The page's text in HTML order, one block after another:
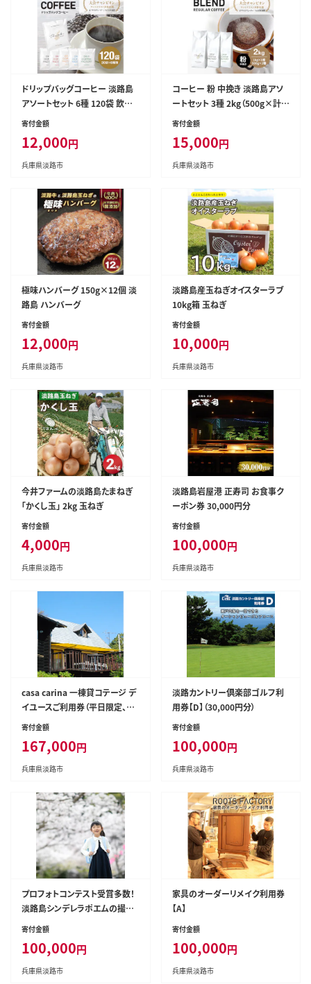
ドリップバッグコーヒー 淡路島
アソートセット 6種 120袋 飲み
比べ コーヒー
寄付金額
12,000円
兵庫県淡路市
コーヒー 粉 中挽き 淡路島アソ
ートセット 3種 2kg（500g×計4
袋） 飲み比べ コーヒー
寄付金額
15,000円
兵庫県淡路市
極味ハンバーグ 150g×12個 淡
路島 ハンバーグ
寄付金額
12,000円
兵庫県淡路市
淡路島産玉ねぎオイスターラブ
10kg箱 玉ねぎ
寄付金額
10,000円
兵庫県淡路市
今井ファームの淡路島たまねぎ
「かくし玉」 2kg 玉ねぎ
寄付金額
4,000円
兵庫県淡路市
淡路島岩屋港 正寿司 お食事ク
ーポン券 30,000円分
寄付金額
100,000円
兵庫県淡路市
casa carina 一棟貸コテージ デ
イユースご利用券（平日限定、10
名様迄）
寄付金額
167,000円
兵庫県淡路市
淡路カントリー倶楽部ゴルフ利
用券【D】（30,000円分）
寄付金額
100,000円
兵庫県淡路市
プロフォトコンテスト受賞多数！
淡路島シンデレラポエムの撮影
チケット【3枚・30,000円分】
寄付金額
100,000円
兵庫県淡路市
家具のオーダーリメイク利用券
【A】
寄付金額
100,000円
兵庫県淡路市